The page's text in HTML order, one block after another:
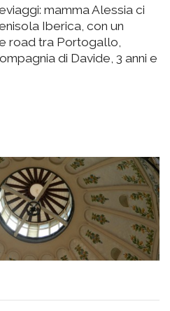
mamma Alessia ci
Iberica, con un
road tra Portogallo,
di Davide, 3 anni e